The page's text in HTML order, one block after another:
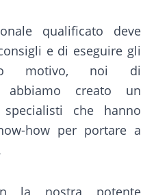
qualificato deve
e di eseguire gli
motivo, noi di
abbiamo creato un
che hanno
how per portare a
la nostra potente